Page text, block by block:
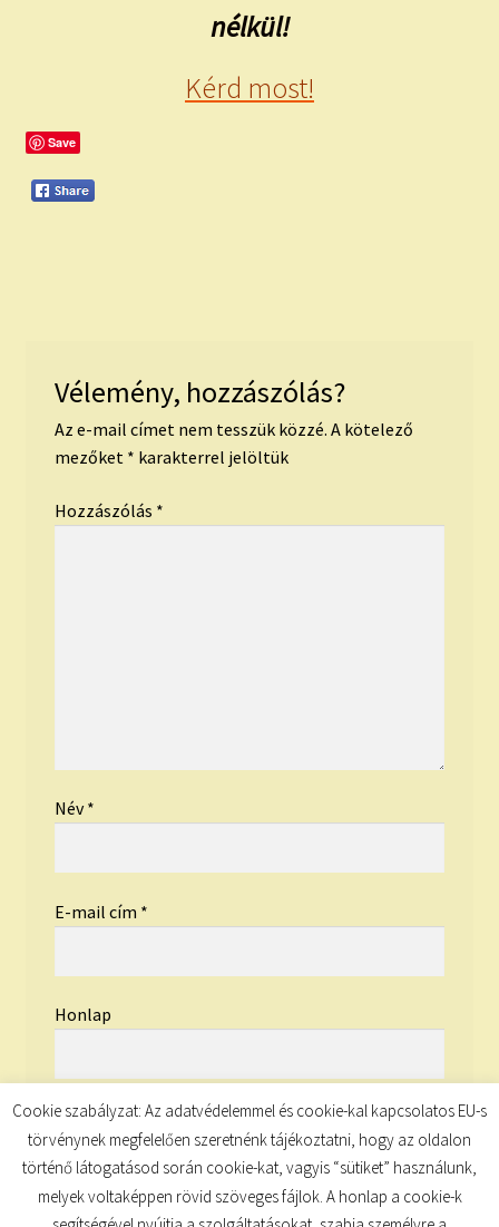
nélkül!
Kérd most!
Save
Vélemény, hozzászólás?
Az e-mail címet nem tesszük közzé. A kötelező
mezőket * karakterrel jelöltük
Hozzászólás *
Név*
E-mail cím *
Honlap
Cookie szabályzat: Az adatvédelemmel és cookie-kal kapcsolatos EU-s
törvénynek megfelelően szeretnénk tájékoztatni, hogy az oldalon
történő látogatásod során cookie-kat, vagyis “sütiket” használunk,
melyek voltaképpen rövid szöveges fájlok. A honlap a cookie-k